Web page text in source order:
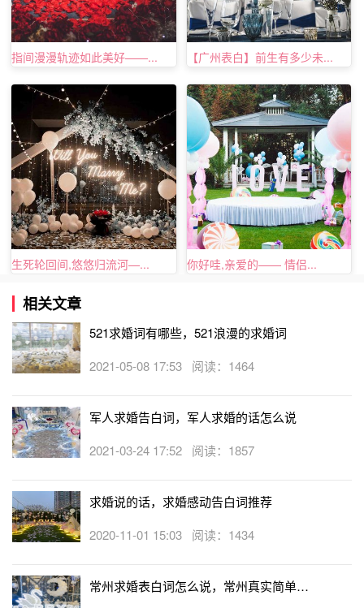
我希望，在10年后、20年后、30年后……或是更多的时间
里，你都能对你今天的决定感到幸福。我也依然会爱你、悯
你、护你、惜你，直到我们都白发苍苍的时候。嫁给我吧!
指间漫漫轨迹如此美好——... 【广州表白】前生有多少未...
生死轮回间,悠悠归流河—... 你好哇,亲爱的—— 情侣...
相关文章
521求婚词有哪些，521浪漫的求婚词
2021-05-08 17:53 阅读：1464
军人求婚告白词，军人求婚的话怎么说
2021-03-24 17:52 阅读：1857
求婚说的话，求婚感动告白词推荐
2020-11-01 15:03 阅读：1434
常州求婚表白词怎么说，常州真实简单求